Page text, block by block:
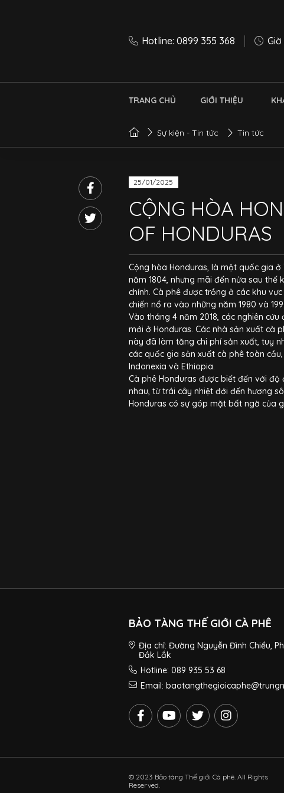
Hotline: 0899 355 368 Giờ
TRANG CHỦ GIỚI THIỆU
Sự kiện - Tin tức Tin tức
25/01/2025
CỘNG HÒA
OF HONDURAS
Cộng hòa Honduras, là một quốc gia
năm 1804, nhưng mãi đến nửa sau
chính. Cà phê được trồng ở các khu
chiến nổ ra vào những năm 1980 và
Vào tháng 4 năm 2018, các nghiên
mới ở Honduras. Các nhà sản xuất cà
này đã làm tăng chi phí sản xuất, tuy
các quốc gia sản xuất cà phê toàn
Indonexia và Ethiopia.
Cà phê Honduras được biết đến với
nhau, từ trái cây nhiệt đới đến hương
Honduras có sự góp mặt bất ngờ của
BẢO TÀNG THẾ GIỚI CÀ PHÊ
Địa chỉ: Đường Nguyễn Đình Chiểu,
Đắk Lắk
Hotline: 089 935 53 68
Email:
© 2023 Bảo tàng Thế giới Cà phê. All Rights
Reserved.